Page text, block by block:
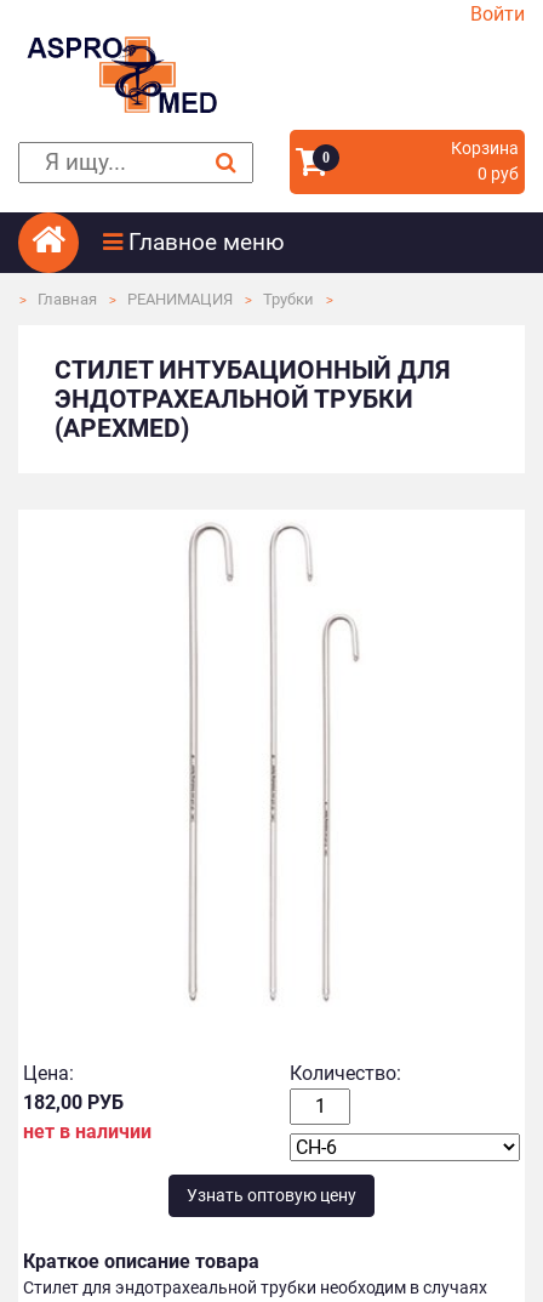
Войти
0
Корзина
0 руб
Главное меню
Главная РЕАНИМАЦИЯ Трубки
СТИЛЕТ ИНТУБАЦИОННЫЙ ДЛЯ
ЭНДОТРАХЕАЛЬНОЙ ТРУБКИ
(APEXMED)
Цена:
182,00 РУБ
нет в наличии
Количество:
Узнать оптовую цену
Краткое описание товара
Стилет для эндотрахеальной трубки необходим в случаях